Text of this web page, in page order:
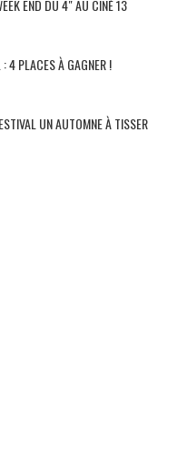
END DU 4″ AU CINÉ 13
4 PLACES À GAGNER !
UN AUTOMNE À TISSER